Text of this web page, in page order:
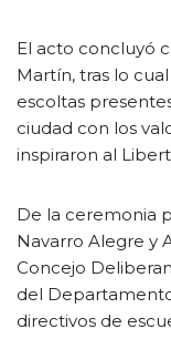
El acto concluyó
Martín, tras lo
escoltas
ciudad con los
inspiraron al
De la ceremonia
Navarro Alegre y
Concejo
del
directivos de